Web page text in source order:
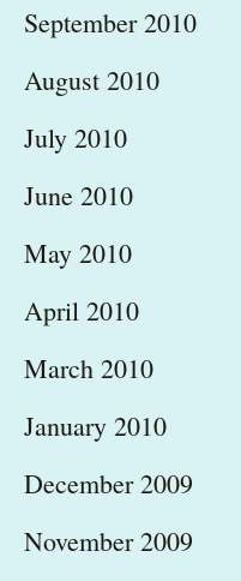
September 2010
August 2010
July 2010
June 2010
May 2010
April 2010
March 2010
January 2010
December 2009
November 2009